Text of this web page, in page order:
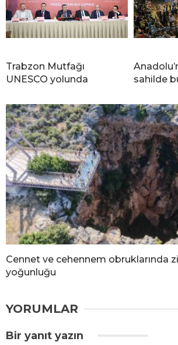
Trabzon Mutfağı
UNESCO yolunda
sahilde
Cennet ve cehennem obruklarında
yoğunluğu
YORUMLAR
Bir yanıt yazın